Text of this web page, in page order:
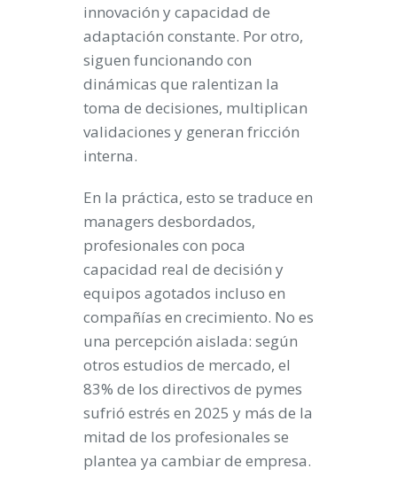
innovación y capacidad de
adaptación constante. Por otro,
siguen funcionando con
dinámicas que ralentizan la
toma de decisiones, multiplican
validaciones y generan fricción
interna.
En la práctica, esto se traduce en
managers desbordados,
profesionales con poca
capacidad real de decisión y
equipos agotados incluso en
compañías en crecimiento. No es
una percepción aislada: según
otros estudios de mercado, el
83% de los directivos de pymes
sufrió estrés en 2025 y más de la
mitad de los profesionales se
plantea ya cambiar de empresa.